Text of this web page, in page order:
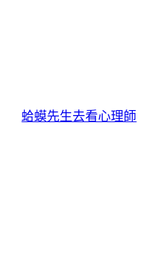
蛤蟆先生去看心理師